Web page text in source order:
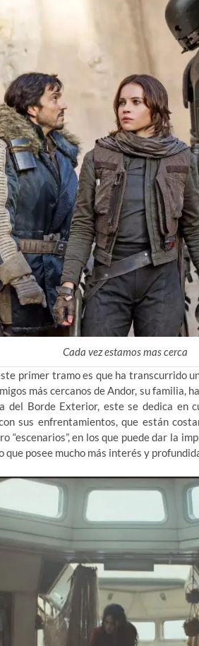
Cada vez estamos mas cerca
primer tramo es que ha transcurrido
más cercanos de Andor, su familia,
del Borde Exterior, este se dedica en
sus enfrentamientos, que están
“escenarios”, en los que puede dar la
que posee mucho más interés y